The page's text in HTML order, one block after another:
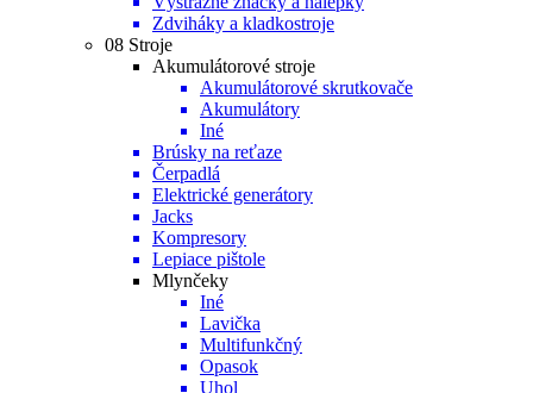
Zdviháky a kladkostroje
08 Stroje
Akumulátorové stroje
Akumulátorové skrutkovače
Akumulátory
Iné
Brúsky na reťaze
Čerpadlá
Elektrické generátory
Jacks
Kompresory
Lepiace pištole
Mlynčeky
Iné
Lavička
Multifunkčný
Opasok
Uhol